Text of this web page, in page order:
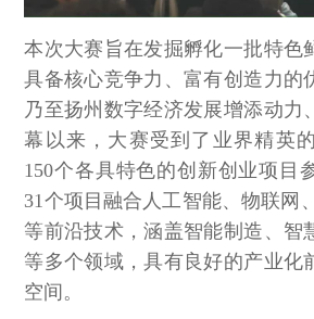
本次大赛旨在发掘孵化一批特色
具备核心竞争力、富有创造力的
乃至扬州数字经济发展增添动力
幕以来，大赛受到了业界精英
150个各具特色的创新创业项目
31个项目融合人工智能、物联网
等前沿技术，涵盖智能制造、智
等多个领域，具有良好的产业化
空间。